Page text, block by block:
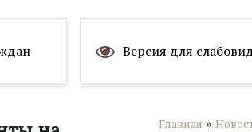
Версия для
Главная »